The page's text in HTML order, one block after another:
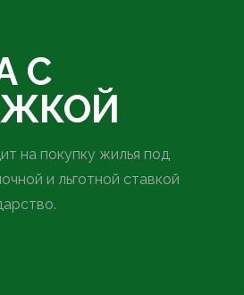
С
на покупку жилья под
и льготной ставкой